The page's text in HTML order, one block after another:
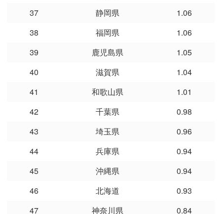
37
静岡県
1.06
38
福岡県
1.06
39
鹿児島県
1.05
40
滋賀県
1.04
41
和歌山県
1.01
42
千葉県
0.98
43
埼玉県
0.96
44
兵庫県
0.94
45
沖縄県
0.94
46
北海道
0.93
47
神奈川県 0.84